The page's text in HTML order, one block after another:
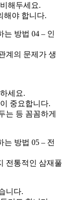
해두세요.
해야 합니다.
는 방법 04 – 인
계의 문제가 생
세요.
중요합니다.
는 등 꼼꼼하게
방법 05 – 전
전통적인 삼재풀
니다.